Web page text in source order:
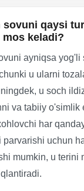
sovuni qaysi
keladi?
ayniqsa yog'li
u ularni
u soch
va tabiiy o'simlik
har
parvarishi uchun
mumkin, u terini